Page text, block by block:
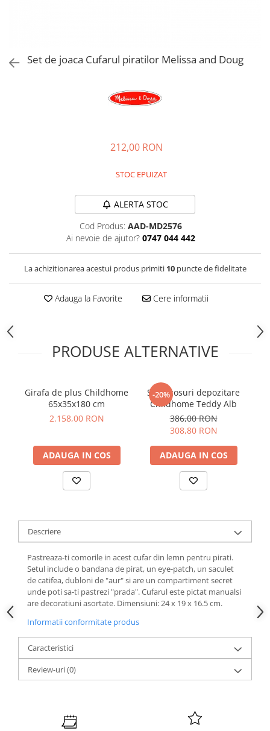
Jucarii electronice
Set de joaca Cufarul piratilor Melissa and Doug
212,00 RON
STOC EPUIZAT
ALERTA STOC
Cod Produs: AAD-MD2576
Ai nevoie de ajutor? 0747 044 442
La achizitionarea acestui produs primiti 10puncte de fidelitate
Adauga la Favorite Cere informatii
PRODUSE ALTERNATIVE
Girafa de plus Childhome
65x35x180 cm
2.158,00 RON
ADAUGA IN COS
-20%
Set 3 cosuri depozitare
Childhome Teddy Alb
386,00 RON
308,80 RON
ADAUGA IN COS
Descriere
Pastreaza-ti comorile in acest cufar din lemn pentru pirati.
Setul include o bandana de pirat, un eye-patch, un saculet
de catifea, dubloni de "aur" si are un compartiment secret
unde poti sa-ti pastrezi "prada". Cufarul este pictat manualsi
are decoratiuni asortate. Dimensiuni: 24 x 19 x 16.5 cm.
Informatii conformitate produs
Caracteristici
Review-uri(0)